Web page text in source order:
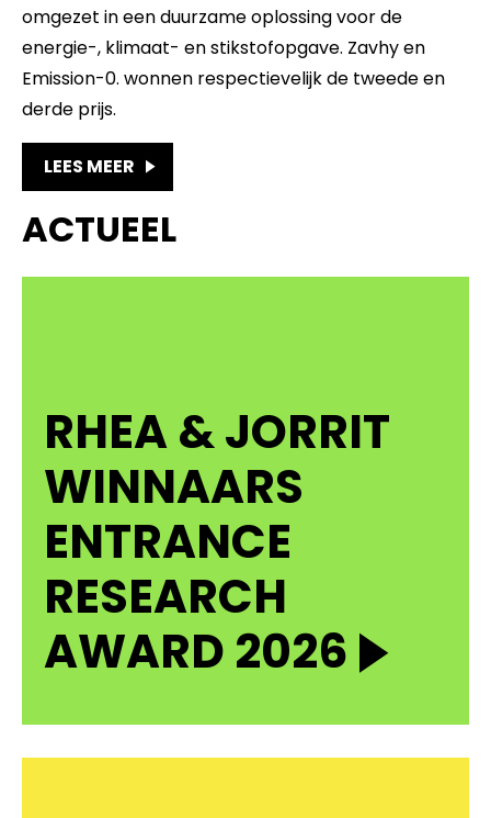
omgezet in een duurzame oplossing voor de
energie-, klimaat- en stikstofopgave. Zavhy en
Emission-0. wonnen respectievelijk de tweede en
derde prijs.
LEES MEER
ACTUEEL
RHEA & JORRIT
WINNAARS
ENTRANCE
RESEARCH
AWARD 2026